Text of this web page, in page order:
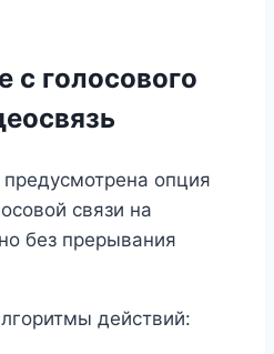
с голосового
опция
связи на
без прерывания
действий: